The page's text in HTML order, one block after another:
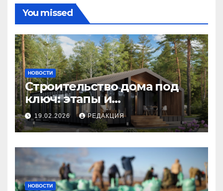
You missed
НОВОСТИ
Строительство дома под
ключ: этапы и
планирование бюджета
19.02.2026 РЕДАКЦИЯ
НОВОСТИ